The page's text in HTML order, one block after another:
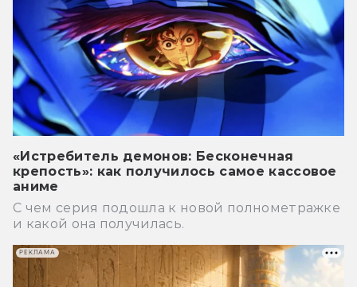
«Истребитель демонов: Бесконечная
крепость»: как получилось самое кассовое
аниме
С чем серия подошла к новой полнометражке
и какой она получилась.
РЕКЛАМА